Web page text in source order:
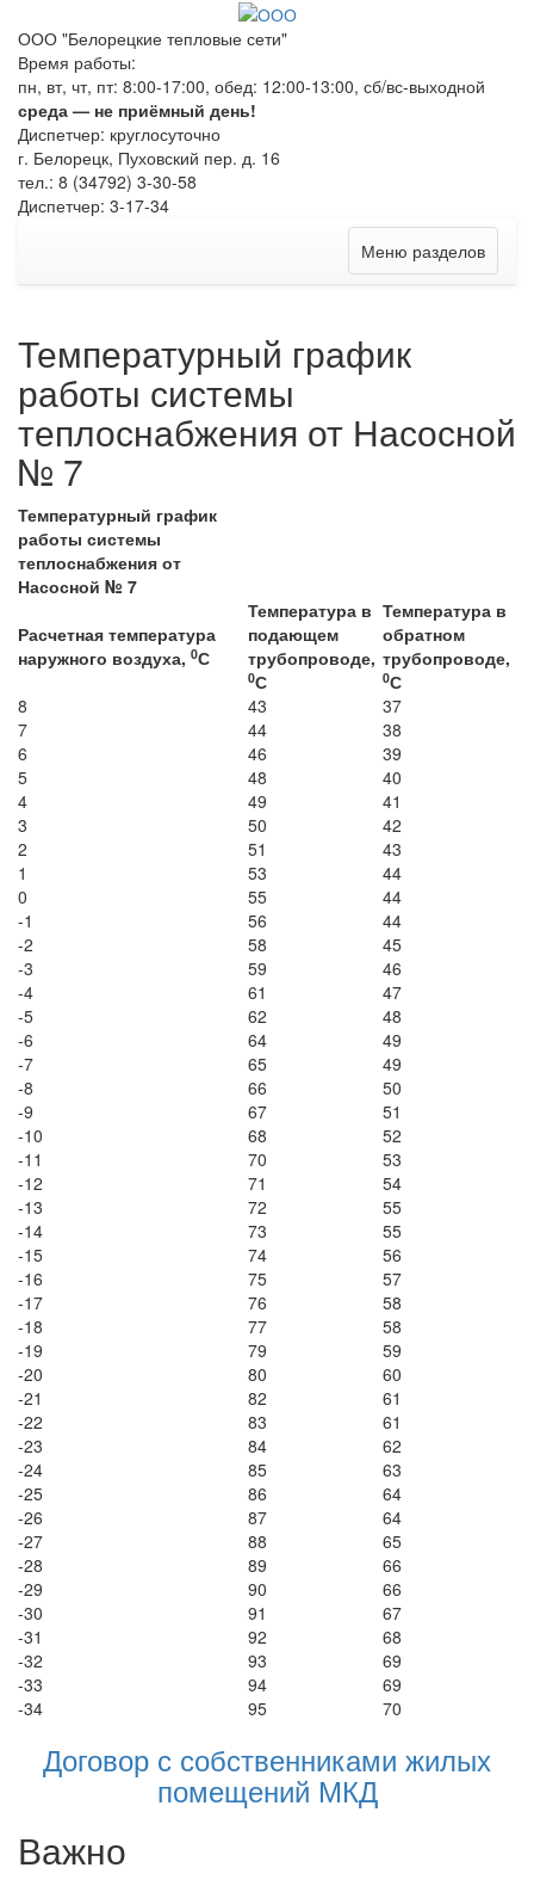
ООО "Белорецкие тепловые сети"
Время работы:
пн, вт, чт, пт: 8:00-17:00, обед: 12:00-13:00, сб/вс-выходной
среда — не приёмный день!
Диспетчер: круглосуточно
г. Белорецк, Пуховский пер. д. 16
тел.: 8 (34792) 3-30-58
Диспетчер: 3-17-34
Меню разделов
Температурный график
работы системы
теплоснабжения от Насосной
№ 7
Температурный график
работы системы
теплоснабжения от
Насосной № 7
Расчетная температура
наружного воздуха, 0С
Температура в
подающем
трубопроводе,
0С
Температура в
обратном
трубопроводе,
0С
8
43
37
7
44
38
6
46
39
5
48
40
4
49
41
3
50
42
2
51
43
1
53
44
0
55
44
-1
56
44
-2
58
45
-3
59
46
-4
61
47
-5
62
48
-6
64
49
-7
65
49
-8
66
50
-9
67
51
-10
68
52
-11
70
53
-12
71
54
-13
72
55
-14
73
55
-15
74
56
-16
75
57
-17
76
58
-18
77
58
-19
79
59
-20
80
60
-21
82
61
-22
83
61
-23
84
62
-24
85
63
-25
86
64
-26
87
64
-27
88
65
-28
89
66
-29
90
66
-30
91
67
-31
92
68
-32
93
69
-33
94
69
-34
95 70
Договор с собственниками жилых
помещений МКД
Важно